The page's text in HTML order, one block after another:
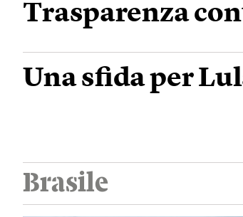
Trasparenza
Una sfida per
Brasile